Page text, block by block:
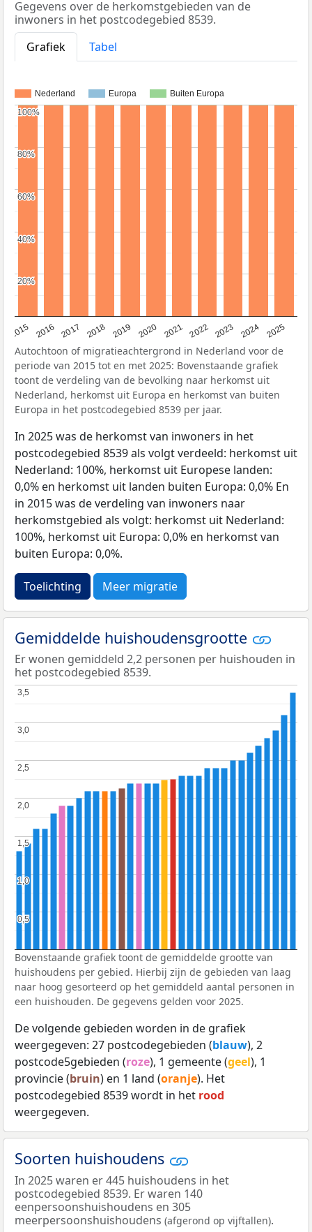
Gegevens over de herkomstgebieden van de
inwoners in het postcodegebied 8539.
Grafiek
Tabel
Nederland Europa Buiten Europa
2015 2016 2017 2018 2019 2020 2021 2022 2023 2024 2025
20%
20%
40%
40%
60%
60%
80%
80%
100%
100%
Autochtoon of migratieachtergrond in Nederland voor de
periode van 2015 tot en met 2025: Bovenstaande grafiek
toont de verdeling van de bevolking naar herkomst uit
Nederland, herkomst uit Europa en herkomst van buiten
Europa in het postcodegebied 8539 per jaar.
In 2025 was de herkomst van inwoners in het
postcodegebied 8539 als volgt verdeeld: herkomst uit
Nederland: 100%, herkomst uit Europese landen:
0,0% en herkomst uit landen buiten Europa: 0,0% En
in 2015 was de verdeling van inwoners naar
herkomstgebied als volgt: herkomst uit Nederland:
100%, herkomst uit Europa: 0,0% en herkomst van
buiten Europa: 0,0%.
Toelichting Meer migratie
Gemiddelde huishoudensgrootte
Er wonen gemiddeld 2,2 personen per huishouden in
het postcodegebied 8539.
0,5
0,5
1,0
1,0
1,5
1,5
2,0
2,0
2,5
2,5
3,0
3,0
3,5
3,5
Bovenstaande grafiek toont de gemiddelde grootte van
huishoudens per gebied. Hierbij zijn de gebieden van laag
naar hoog gesorteerd op het gemiddeld aantal personen in
een huishouden. De gegevens gelden voor 2025.
De volgende gebieden worden in de grafiek
weergegeven: 27 postcodegebieden (blauw), 2
postcode5gebieden (roze), 1 gemeente (geel), 1
provincie (bruin) en 1 land (oranje). Het
postcodegebied 8539 wordt in het rood
weergegeven.
Soorten huishoudens
In 2025 waren er 445 huishoudens in het
postcodegebied 8539. Er waren 140
eenpersoonshuishoudens en 305
meerpersoonshuishoudens (afgerond op vijftallen).